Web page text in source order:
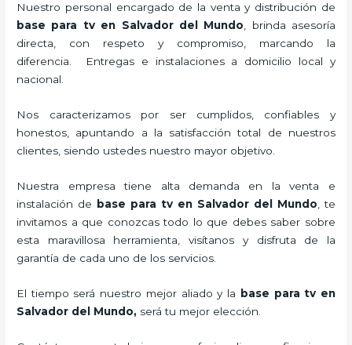
Nuestro personal encargado de la venta y distribución de
base para tv en Salvador del Mundo , brinda asesoría
directa, con respeto y compromiso, marcando la
diferencia. Entregas e instalaciones a domicilio local y
nacional.
Nos caracterizamos por ser cumplidos, confiables y
honestos, apuntando a la satisfacción total de nuestros
clientes, siendo ustedes nuestro mayor objetivo.
Nuestra empresa tiene alta demanda en la venta e
instalación de
base para tv en Salvador del Mundo , te
invitamos a que conozcas todo lo que debes saber sobre
esta maravillosa herramienta, visítanos y disfruta de la
garantía de cada uno de los servicios.
El tiempo será nuestro mejor aliado y la
base para tv en
Salvador del Mundo, será tu mejor elección.